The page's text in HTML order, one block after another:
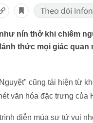
nín thở khi chiêm
thức mọi giác
cũng tái hiện từ
văn hóa đặc trưng của
diễn múa sư tử vui